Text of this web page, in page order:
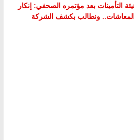
التأمينات بعد مؤتمره الصحفي: إنكار
المعاشات.. ونطالب بكشف الشركة